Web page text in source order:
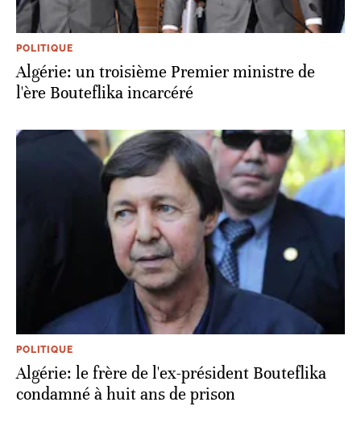
POLITIQUE
Algérie: un troisième Premier ministre de
l'ère Bouteflika incarcéré
POLITIQUE
Algérie: le frère de l'ex-président Bouteflika
condamné à huit ans de prison